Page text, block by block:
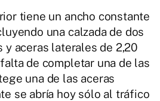
tiene un ancho constante
una calzada de dos
y aceras laterales de 2,20
de completar una de las
una de las aceras
se abría hoy sólo al tráfico